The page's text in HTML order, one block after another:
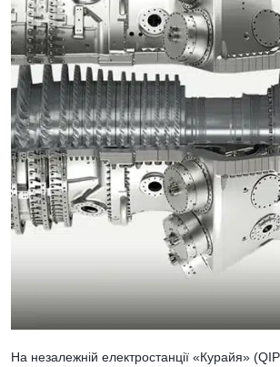
На незалежній електростанції «Курайя»